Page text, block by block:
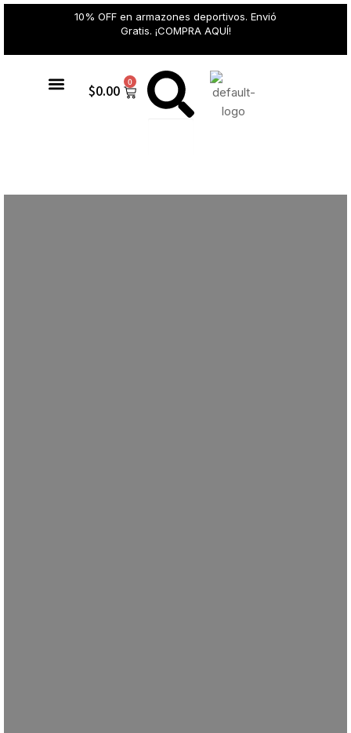
10% OFF en armazones deportivos. Envió
Gratis. ¡COMPRA AQUÍ!
$0.00 0